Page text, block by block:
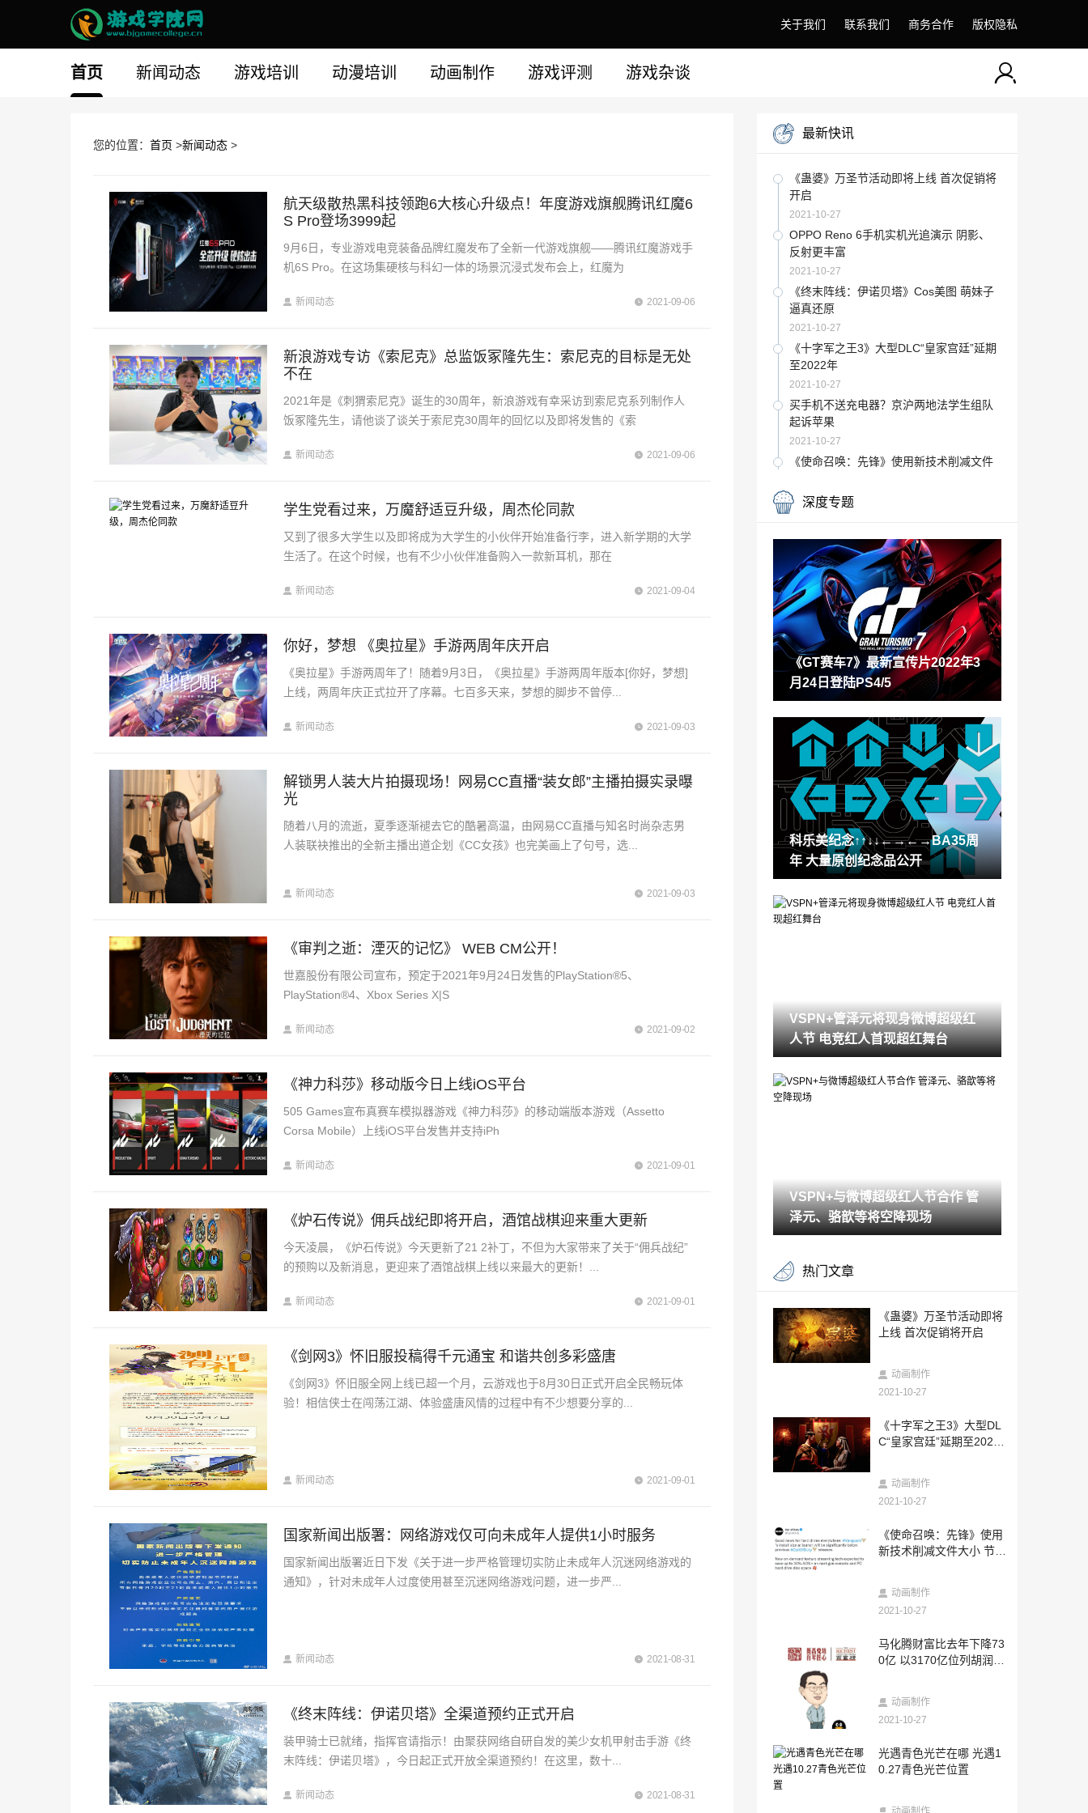
关于我们 联系我们 商务合作 版权隐私
首页 新闻动态 游戏培训 动漫培训 动画制作 游戏评测 游戏杂谈
您的位置： 首页 >新闻动态 >
航天级散热黑科技领跑6大核心升级点！年度游戏旗舰腾讯红魔6
S Pro登场3999起
9月6日，专业游戏电竞装备品牌红魔发布了全新一代游戏旗舰——腾讯红魔游戏手
机6S Pro。在这场集硬核与科幻一体的场景沉浸式发布会上，红魔为
新闻动态 2021-09-06
新浪游戏专访《索尼克》总监饭冢隆先生：索尼克的目标是无处
不在
2021年是《刺猬索尼克》诞生的30周年，新浪游戏有幸采访到索尼克系列制作人
饭冢隆先生，请他谈了谈关于索尼克30周年的回忆以及即将发售的《索
新闻动态 2021-09-06
学生党看过来，万魔舒适豆升级，周杰伦同款
又到了很多大学生以及即将成为大学生的小伙伴开始准备行李，进入新学期的大学
生活了。在这个时候，也有不少小伙伴准备购入一款新耳机，那在
新闻动态 2021-09-04
你好，梦想 《奥拉星》手游两周年庆开启
《奥拉星》手游两周年了！随着9月3日，《奥拉星》手游两周年版本[你好，梦想]
上线，两周年庆正式拉开了序幕。七百多天来，梦想的脚步不曾停...
新闻动态 2021-09-03
解锁男人装大片拍摄现场！网易CC直播“装女郎”主播拍摄实录曝
光
随着八月的流逝，夏季逐渐褪去它的酷暑高温，由网易CC直播与知名时尚杂志男
人装联袂推出的全新主播出道企划《CC女孩》也完美画上了句号，选...
新闻动态 2021-09-03
《审判之逝：湮灭的记忆》 WEB CM公开！
世嘉股份有限公司宣布，预定于2021年9月24日发售的PlayStation®5、
PlayStation®4、Xbox Series X|S
新闻动态 2021-09-02
《神力科莎》移动版今日上线iOS平台
505 Games宣布真赛车模拟器游戏《神力科莎》的移动端版本游戏（Assetto
Corsa Mobile）上线iOS平台发售并支持iPh
新闻动态 2021-09-01
《炉石传说》佣兵战纪即将开启，酒馆战棋迎来重大更新
今天凌晨，《炉石传说》今天更新了21 2补丁，不但为大家带来了关于“佣兵战纪”
的预购以及新消息，更迎来了酒馆战棋上线以来最大的更新！...
新闻动态 2021-09-01
《剑网3》怀旧服投稿得千元通宝 和谐共创多彩盛唐
《剑网3》怀旧服全网上线已超一个月，云游戏也于8月30日正式开启全民畅玩体
验！相信侠士在闯荡江湖、体验盛唐风情的过程中有不少想要分享的...
新闻动态 2021-09-01
国家新闻出版署：网络游戏仅可向未成年人提供1小时服务
国家新闻出版署近日下发《关于进一步严格管理切实防止未成年人沉迷网络游戏的
通知》，针对未成年人过度使用甚至沉迷网络游戏问题，进一步严...
新闻动态 2021-08-31
《终末阵线：伊诺贝塔》全渠道预约正式开启
装甲骑士已就绪，指挥官请指示！由聚获网络自研自发的美少女机甲射击手游《终
末阵线：伊诺贝塔》，今日起正式开放全渠道预约！在这里，数十...
新闻动态 2021-08-31
最新快讯
《蛊婆》万圣节活动即将上线 首次促销将
开启
2021-10-27
OPPO Reno 6手机实机光追演示 阴影、
反射更丰富
2021-10-27
《终末阵线：伊诺贝塔》Cos美图 萌妹子
逼真还原
2021-10-27
《十字军之王3》大型DLC“皇家宫廷”延期
至2022年
2021-10-27
买手机不送充电器？京沪两地法学生组队
起诉苹果
2021-10-27
《使命召唤：先锋》使用新技术削减文件
2021-10-27
2021-10-27
马化腾财富比去年下降730亿 以3170亿位
列胡润百富榜第四
2021-10-27
类肉鸽桌面游戏《壁垒圣卫》上架Steam
支持官方简中
2021-10-27
世界弹射物语火队怎么搭配 世界弹射物语
火队队伍配置
2021-10-27
LOL双城之战活动皮城祖安皮肤半价 LOL
双城之战全半价皮肤一览
2021-10-27
光遇青色光芒在哪 光遇10.27青色光芒位
置
2021-10-27
LCK准备推行工资帽政策 LPL或将逐步引
入1000万工资帽
《塞尔达无双:灾厄启示录》1.3.0版本发布
2021-10-27
《超级马里奥：奥德赛》发售4周年 樱井
政博发推祝贺
87岁暗黑2老粉痴迷《暗黑2重制版》 玩出
“肌腱炎”
完美世界Q3营收25.32亿元 游戏业务盈利
约5.5亿
2021-10-27
游戏折扣过半
《信长之野望：新生》内政系统介绍 君臣
齐心统一天下
2021-10-27
开了会员也得看广告！腾讯视频回复：不
媲美专业微单！索尼Xperia PRO-I国行发
布：6599元
2021-10-27
《超级机器人大战30》第四弹中文预告 10
恐怖复仇者来袭？《漫威复仇者》万圣节
主题活动、皮肤上线！
网易云音乐拟举报韩国SM拒绝授权 维持
绝地求生10.27更新公告:万圣大乱斗,万圣
节活动预览
2021-10-27
哈利波特魔法觉醒拼图10.27:黑魔法?我会
让皮皮鬼见识黑魔法的
九月青豆角产地是哪里？蚂蚁新村10月27
深度专题
《GT赛车7》最新宣传片2022年3
月24日登陆PS4/5
科乐美纪念↑↑↓↓←→←→BA35周
年 大量原创纪念品公开
VSPN+管泽元将现身微博超级红
人节 电竞红人首现超红舞台
VSPN+与微博超级红人节合作 管
泽元、骆歆等将空降现场
热门文章
《蛊婆》万圣节活动即将
上线 首次促销将开启
动画制作
2021-10-27
《十字军之王3》大型DL
C“皇家宫廷”延期至2022
动画制作
2021-10-27
《使命召唤：先锋》使用
新技术削减文件大小 节省
动画制作
2021-10-27
马化腾财富比去年下降73
0亿 以3170亿位列胡润百
动画制作
2021-10-27
光遇青色光芒在哪 光遇1
0.27青色光芒位置